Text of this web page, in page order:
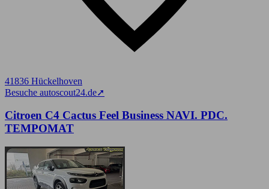
41836 Hückelhoven
Besuche autoscout24.de➚
Citroen C4 Cactus Feel Business NAVI. PDC.
TEMPOMAT